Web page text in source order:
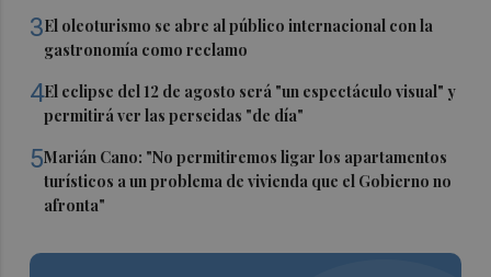
3El oleoturismo se abre al público internacional con la
gastronomía como reclamo
4El eclipse del 12 de agosto será "un espectáculo visual" y
permitirá ver las perseidas "de día"
5Marián Cano: "No permitiremos ligar los apartamentos
turísticos a un problema de vivienda que el Gobierno no
afronta"